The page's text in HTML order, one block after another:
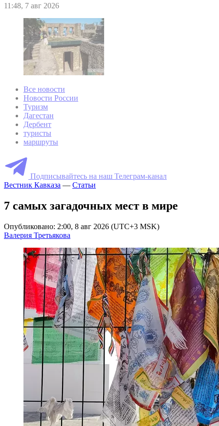
11:48, 7 авг 2026
Все новости
Новости России
Туризм
Дагестан
Дербент
туристы
маршруты
Подписывайтесь на наш Телеграм-канал
Вестник Кавказа — Статьи
7 самых загадочных мест в мире
Опубликовано: 2:00, 8 авг 2026 (UTC+3 MSK)
Валерия Третьякова